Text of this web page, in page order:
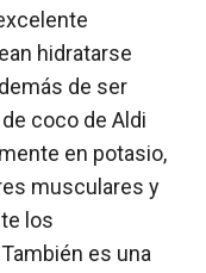
hidratarse
de ser
coco de Aldi
en potasio,
musculares y
los
es una